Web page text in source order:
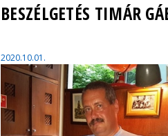
BESZÉLGETÉS TIMÁR
2020.10.01.